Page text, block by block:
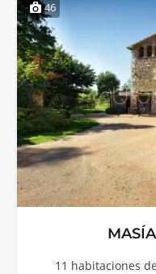
46
11 habitaciones